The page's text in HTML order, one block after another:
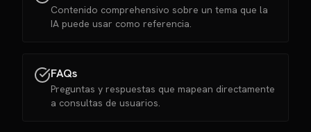
Contenido comprehensivo sobre un tema que la
IA puede usar como referencia.
FAQs
Preguntas y respuestas que mapean directamente
a consultas de usuarios.